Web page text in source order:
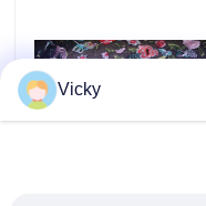
Exhibition
tissu brodé de
Vicky